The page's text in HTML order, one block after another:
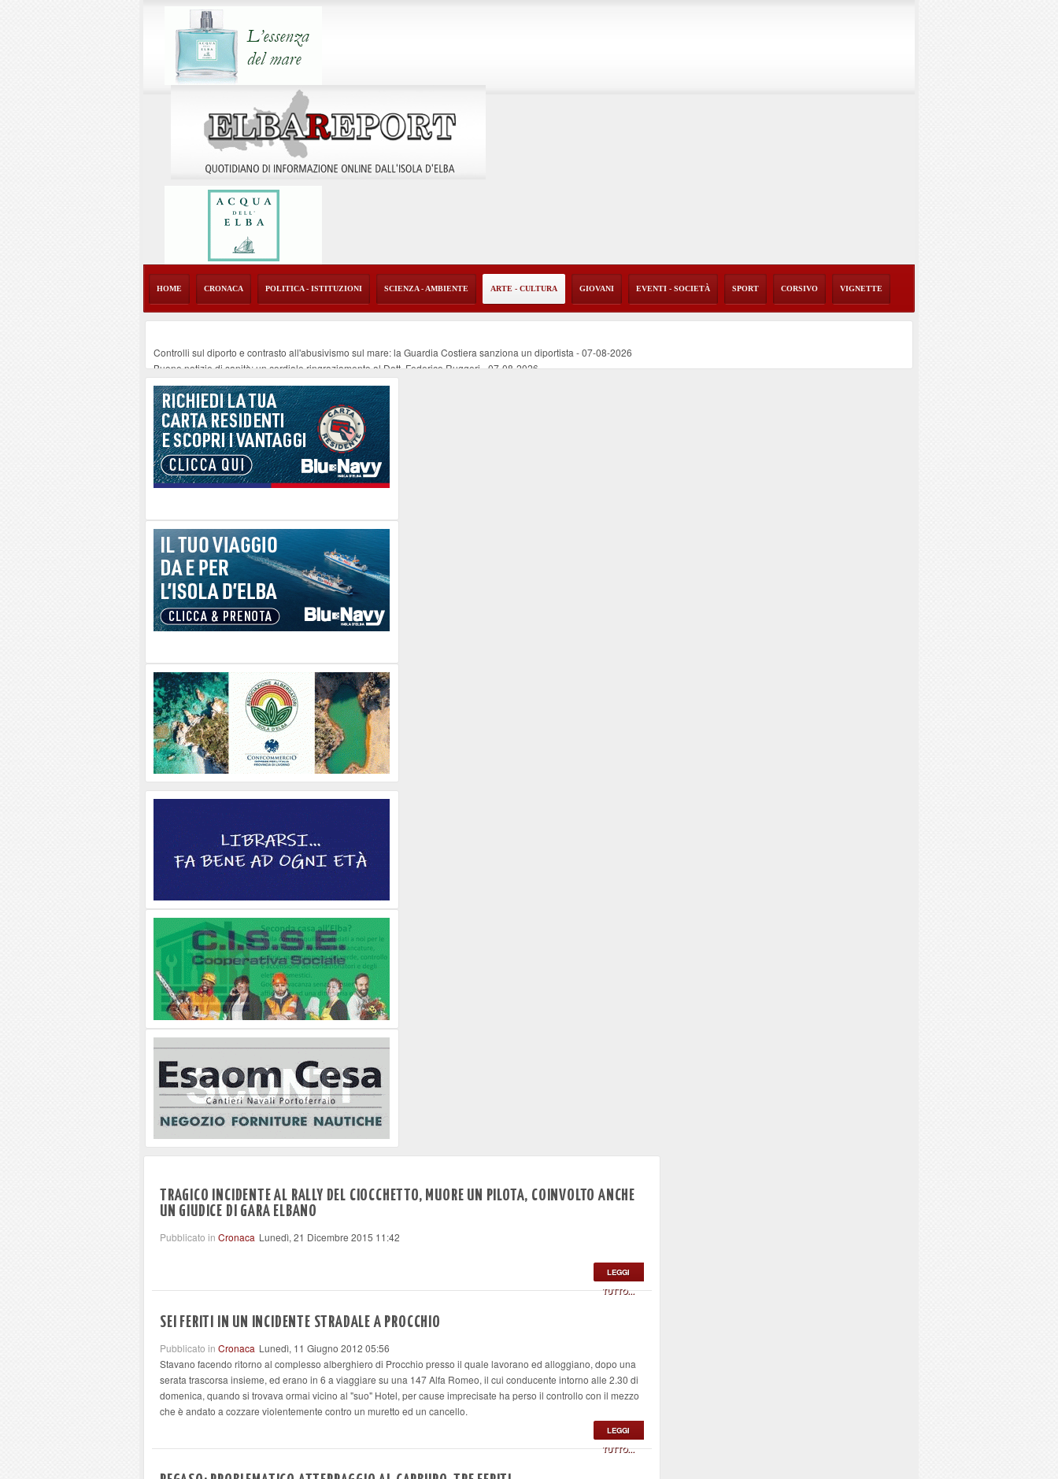
HOME CRONACA POLITICA - ISTITUZIONI SCIENZA - AMBIENTE ARTE - CULTURA GIOVANI EVENTI - SOCIETÀ SPORT CORSIVO VIGNETTE
Controlli sul diporto e contrasto all'abusivismo sul mare: la Guardia Costiera sanziona un diportista -07-08-2026
Buone notizie di sanità: un cordiale ringraziamento al Dott. Federico Ruggeri-07-08-2026
Altiero Spinelli e Ursula Hirschmann all'Elba: riaffiora una testimonianza del 1966
Capoliveri, potenziata la pulizia dei bordi stradali-07-08-2026
Marina di Campo tra i porti interessati dal nuovo piano dell'Autorità portuale regionale
TRAGICO INCIDENTE AL RALLY DEL CIOCCHETTO, MUORE UN PILOTA, COINVOLTO ANCHE
UN GIUDICE DI GARA ELBANO
Pubblicato in Cronaca Lunedì, 21 Dicembre 2015 11:42
LEGGI
TUTTO...
SEI FERITI IN UN INCIDENTE STRADALE A PROCCHIO
Pubblicato in Cronaca Lunedì, 11 Giugno 2012 05:56
Stavano facendo ritorno al complesso alberghiero di Procchio presso il quale lavorano ed alloggiano, dopo una
serata trascorsa insieme, ed erano in 6 a viaggiare su una 147 Alfa Romeo, il cui conducente intorno alle 2.30 di
domenica, quando si trovava ormai vicino al "suo" Hotel, per cause imprecisate ha perso il controllo con il mezzo
che è andato a cozzare violentemente contro un muretto ed un cancello.
LEGGI
TUTTO...